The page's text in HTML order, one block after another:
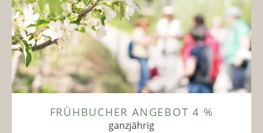
FRÜHBUCHER ANGEBOT 4 %
ganzjährig